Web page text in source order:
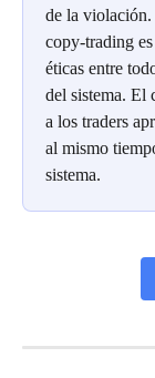
de la violación.
copy-trading
éticas entre
del sistema. El
a los traders
al mismo
sistema.